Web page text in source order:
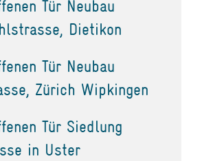
Tür Neubau
Dietikon
Tür Neubau
Zürich Wipkingen
Tür Siedlung
in Uster